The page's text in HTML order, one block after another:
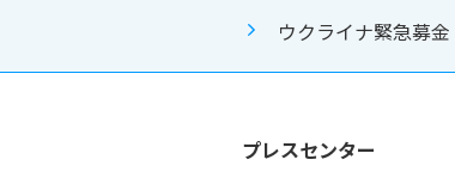
ウクライナ緊急募
プレスセンター